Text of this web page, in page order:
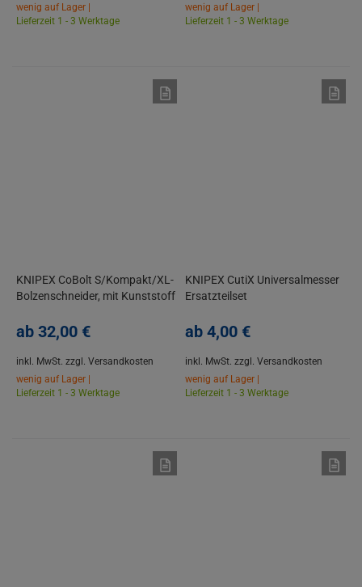
wenig auf Lager |
Lieferzeit 1 - 3 Werktage
wenig auf Lager |
Lieferzeit 1 - 3 Werktage
KNIPEX CoBolt S/Kompakt/XL-
Bolzenschneider, mit Kunststoff
ab 32,00 €
inkl. MwSt. zzgl. Versandkosten
wenig auf Lager |
Lieferzeit 1 - 3 Werktage
KNIPEX CutiX Universalmesser
Ersatzteilset
Ersatzklingen
ab 4,00 €
inkl. MwSt. zzgl. Versandkosten
wenig auf Lager |
Lieferzeit 1 - 3 Werktage